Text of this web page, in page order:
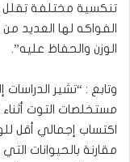
تنكسية مختلفة تقلل
الفواكه لها العديد من
الوزن والحفاظ عليه”.
وتابع : “تشير
مستخلصات التوت
اكتساب إجمالي أقل
مقارنة بالحيوانات